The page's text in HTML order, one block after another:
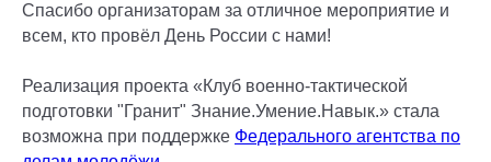
Спасибо организаторам за отличное мероприятие и
всем, кто провёл День России с нами!
Реализация проекта «Клуб военно-тактической
подготовки "Гранит" Знание.Умение.Навык.» стала
возможна при поддержке Федерального агентства по